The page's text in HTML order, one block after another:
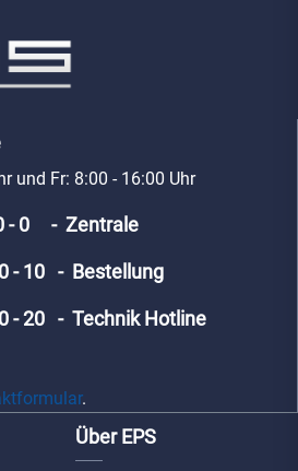
und Fr: 8:00 - 16:00 Uhr
- 0 - Zentrale
- 10 - Bestellung
20 - Technik Hotline
.
Über EPS